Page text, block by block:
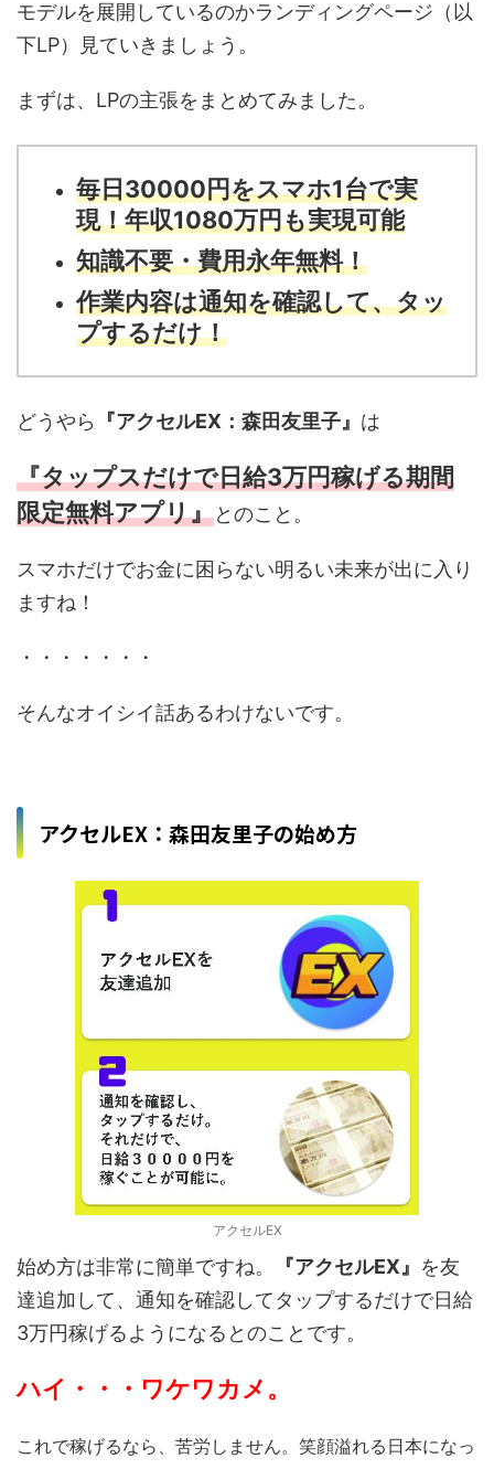
モデルを展開しているのかランディングページ（以
下LP）見ていきましょう。
まずは、LPの主張をまとめてみました。
毎日30000円をスマホ1台で実
現！年収1080万円も実現可能
知識不要・費用永年無料！
作業内容は通知を確認して、タッ
プするだけ！
どうやら 『アクセルEX：森田友里子』 は
『タップスだけで日給3万円稼げる期間
限定無料アプリ』とのこと。
スマホだけでお金に困らない明るい未来が出に入り
ますね！
・・・・・・・
そんなオイシイ話あるわけないです。
アクセルEX：森田友里子の始め方
アクセルEX
始め方は非常に簡単ですね。 『アクセルEX』 を友
達追加して、通知を確認してタップするだけで日給
3万円稼げるようになるとのことです。
ハイ・・・ワケワカメ。
これで稼げるなら、苦労しません。笑顔溢れる日本になっ